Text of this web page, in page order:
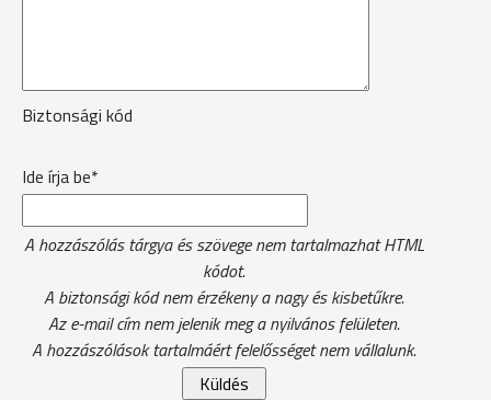
Biztonsági kód
Ide írja be*
A hozzászólás tárgya és szövege nem tartalmazhat HTML
kódot.
A biztonsági kód nem érzékeny a nagy és kisbetűkre.
Az e-mail cím nem jelenik meg a nyilvános felületen.
A hozzászólások tartalmáért felelősséget nem vállalunk.